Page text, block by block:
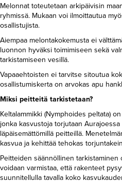
Melonnat toteutetaan arkipäivisin
ryhmissä. Mukaan voi ilmoittautua
osallistujista.
Aiempaa melontakokemusta ei
luonnon hyväksi toimimiseen sekä
tarkistamiseen vesillä.
Vapaaehtoisten ei tarvitse sitoutua
osallistumiskerta on arvokas apu
Miksi peitteitä tarkistetaan?
Keltalammikki (Nymphoides peltata)
jonka kasvustoja torjutaan
läpäisemättömillä peitteillä.
kasvua ja kehittää tehokas
Peitteiden säännöllinen tarkistaminen
voidaan varmistaa, että rakenteet
suunnitellulla tavalla koko